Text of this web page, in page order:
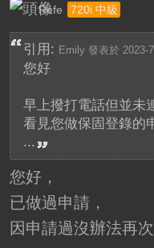
Refe 720i 中級
引用: Emily 發表於 2023-
您好
早上撥打電話但並未
看見您做保固登錄的
...
您好，
已做過申請，
因申請過沒辦法再次